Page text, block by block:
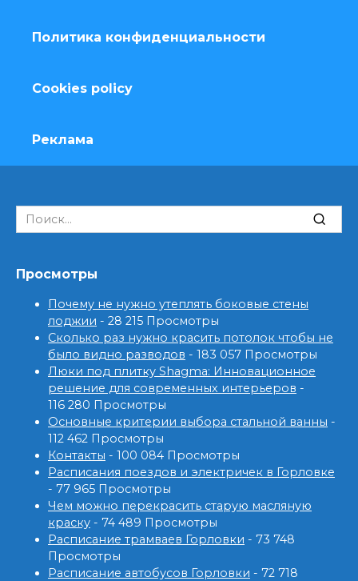
Политика конфиденциальности
Cookies policy
Реклама
Search
for:
Просмотры
Почему не нужно утеплять боковые стены
лоджии - 28 215 Просмотры
Сколько раз нужно красить потолок чтобы не
было видно разводов - 183 057 Просмотры
Люки под плитку Shagma: Инновационное
решение для современных интерьеров -
116 280 Просмотры
Основные критерии выбора стальной ванны -
112 462 Просмотры
Контакты - 100 084 Просмотры
Расписания поездов и электричек в Горловке
- 77 965 Просмотры
Чем можно перекрасить старую масляную
краску - 74 489 Просмотры
Расписание трамваев Горловки - 73 748
Просмотры
Расписание автобусов Горловки - 72 718